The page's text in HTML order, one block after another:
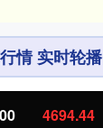
情 实时轮播
1134.24